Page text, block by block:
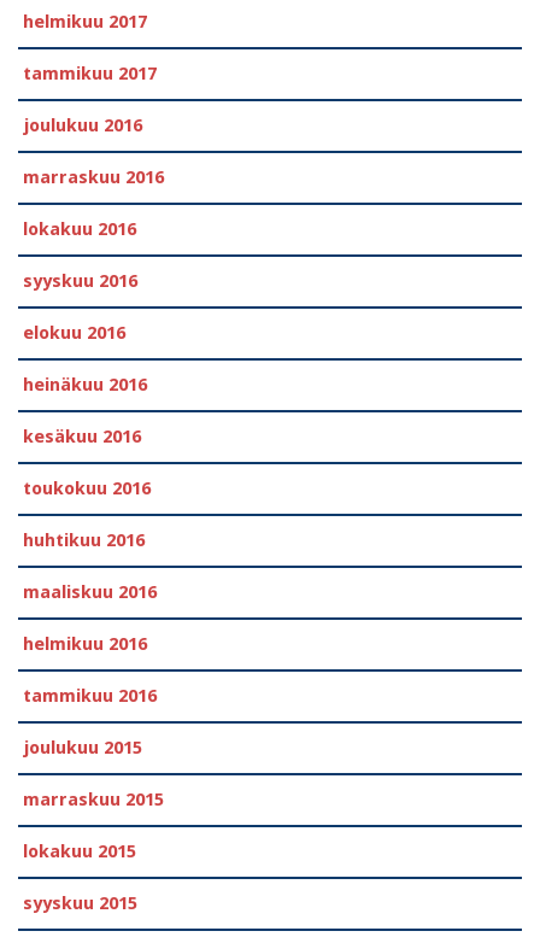
helmikuu 2017
tammikuu 2017
joulukuu 2016
marraskuu 2016
lokakuu 2016
syyskuu 2016
elokuu 2016
heinäkuu 2016
kesäkuu 2016
toukokuu 2016
huhtikuu 2016
maaliskuu 2016
helmikuu 2016
tammikuu 2016
joulukuu 2015
marraskuu 2015
lokakuu 2015
syyskuu 2015